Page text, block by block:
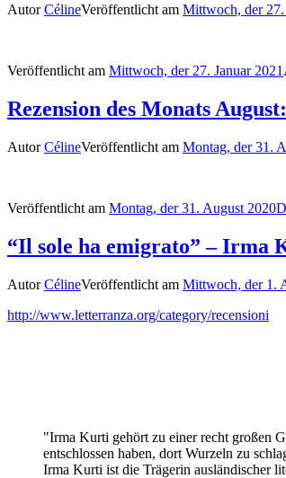
AutorCélineVeröffentlicht am Mittwoch, der 27.
Veröffentlicht am Mittwoch, der 27. Januar 2021
Rezension des Monats
AutorCélineVeröffentlicht am Montag, der 31.
Veröffentlicht am Montag, der 31. August 2020
“Il sole ha emigrato” – Irma
AutorCélineVeröffentlicht am Mittwoch, der 1.
http://www.letterranza.org/category/recensioni
"Irma Kurti gehört zu einer recht großen
entschlossen haben, dort Wurzeln zu
Irma Kurti ist die Trägerin ausländischer